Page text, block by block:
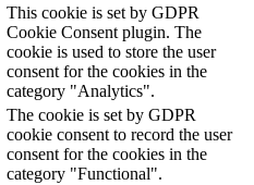
This cookie is set by GDPR
Cookie Consent plugin. The
cookie is used to store the user
consent for the cookies in the
category "Analytics".
The cookie is set by GDPR
cookie consent to record the user
consent for the cookies in the
category "Functional".